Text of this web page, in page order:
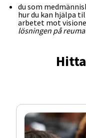
du som
hur du kan hjälpa
arbetet mot
lösningen på